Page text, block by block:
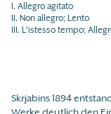
I. Allegro agitato
II. Non allegro; Lento
III. L'istesso tempo;
Skrjabins 1894